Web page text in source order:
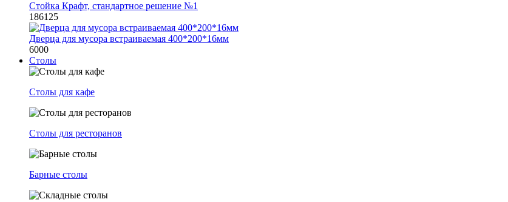
Стойка Крафт, стандартное решение №1
186125
Дверца для мусора встраиваемая 400*200*16мм
6000
Столы
Столы для кафе
Столы для ресторанов
Барные столы